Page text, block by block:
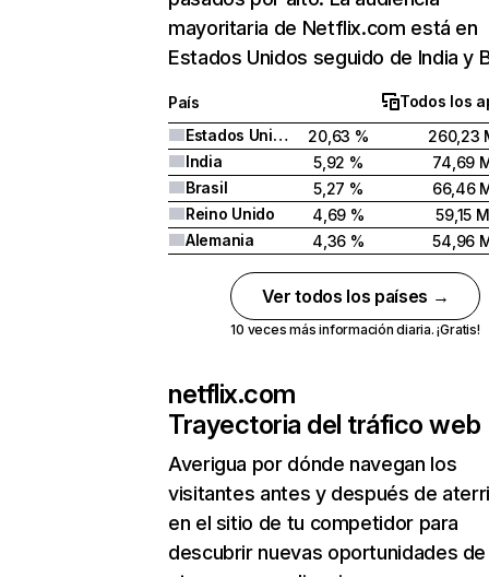
mayoritaria de Netflix.com está en
Estados Unidos seguido de India y
País
Todos los
Estados Unidos
20,63 %
260,23
India
5,92 %
74,69
Brasil
5,27 %
66,46
Reino Unido
4,69 %
59,15 M
Alemania
4,36 % 54,96
Ver todos los países →
10 veces más información diaria. ¡Gratis!
netflix.com
Trayectoria del tráfico web
Averigua por dónde navegan los
visitantes antes y después de
en el sitio de tu competidor para
descubrir nuevas oportunidades de